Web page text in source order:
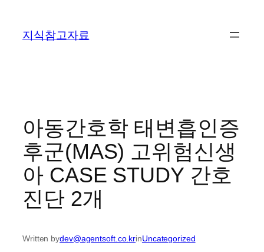
지식참고자료
아동간호학 태변흡인증
후군(MAS) 고위험신생
아 CASE STUDY 간호
진단 2개
Written bydev@agentsoft.co.krinUncategorized